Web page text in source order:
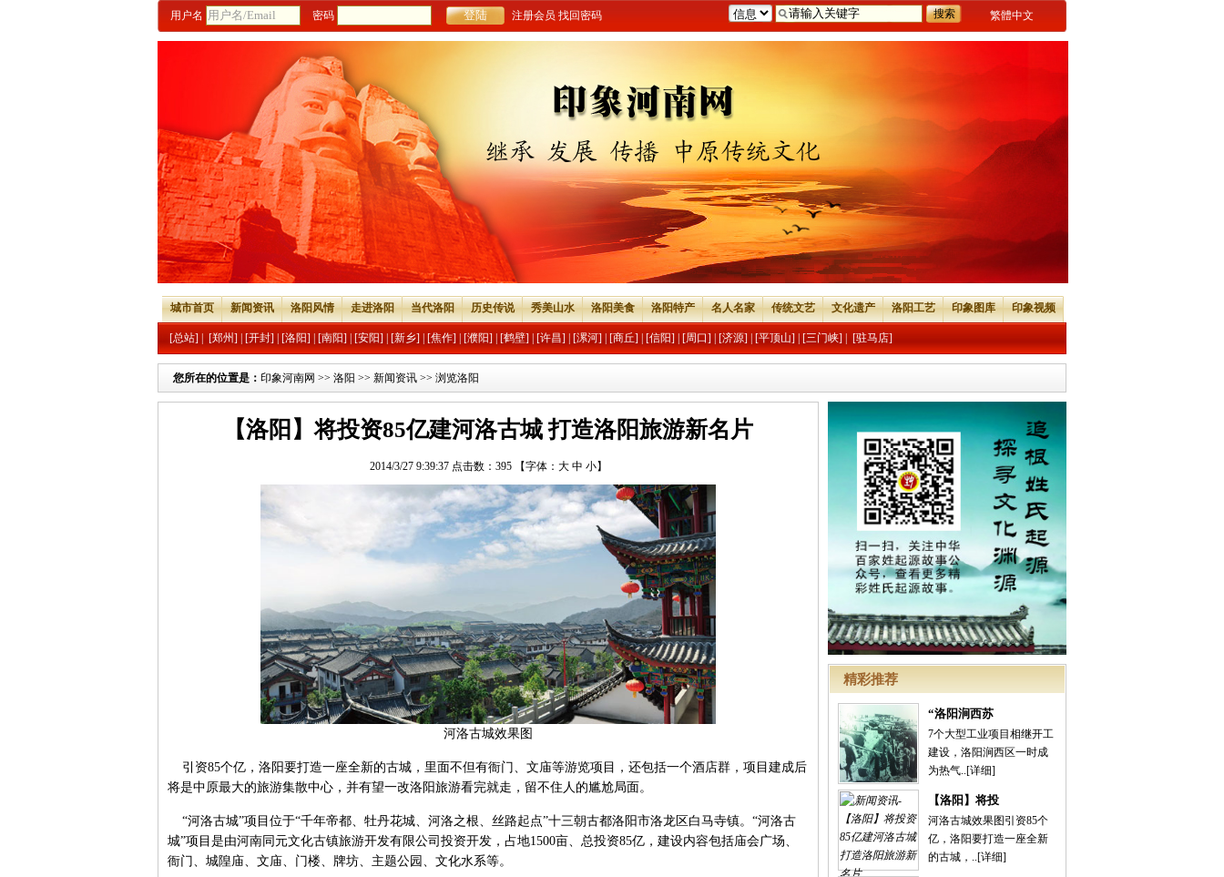
繁體中文
用户名 密码 注册会员 找回密码
城市首页 新闻资讯 洛阳风情 走进洛阳 当代洛阳 历史传说 秀美山水 洛阳美食 洛阳特产 名人名家 传统文艺 文化遗产 洛阳工艺 印象图库 印象视频
[总站] [郑州] [开封] [洛阳] [南阳] [安阳] [新乡] [焦作] [濮阳] [鹤壁] [许昌] [漯河] [商丘] [信阳] [周口] [济源] [平顶山] [三门峡] [驻马店]
您所在的位置是： 印象河南网 >> 洛阳 >> 新闻资讯 >> 浏览洛阳
精彩推荐
“洛阳涧西苏
7个大型工业项目相继开工
建设，洛阳涧西区一时成
为热气..[详细]
【洛阳】将投
河洛古城效果图引资85个
亿，洛阳要打造一座全新
的古城，..[详细]
【洛阳】将投资85亿建河洛古城 打造洛阳旅游新名片
2014/3/27 9:39:37 点击数： 395 【字体： 大 中 小】
河洛古城效果图
引资85个亿，洛阳要打造一座全新的古城，里面不但有衙门、文庙等游览项目，还包括一个酒店群，项目建成后
将是中原最大的旅游集散中心，并有望一改洛阳旅游看完就走，留不住人的尴尬局面。
“河洛古城”项目位于“千年帝都、牡丹花城、河洛之根、丝路起点”十三朝古都洛阳市洛龙区白马寺镇。“河洛古
城”项目是由河南同元文化古镇旅游开发有限公司投资开发，占地1500亩、总投资85亿，建设内容包括庙会广场、
衙门、城隍庙、文庙、门楼、牌坊、主题公园、文化水系等。